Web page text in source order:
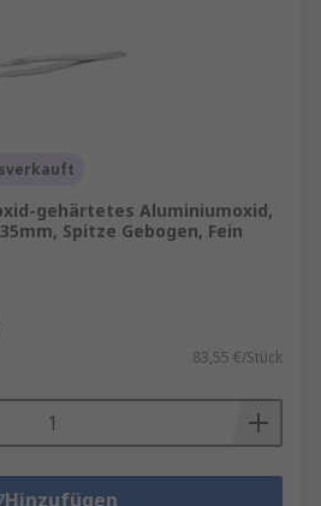
gehärtetes Aluminiumoxid,
Spitze Gebogen, Fein
83,55 €/Stück
Hinzufügen